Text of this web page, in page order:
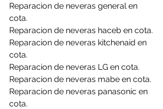
Reparacion de neveras general en
cota.
Reparacion de neveras haceb en cota.
Reparacion de neveras kitchenaid en
cota.
Reparacion de neveras LG en cota.
Reparacion de neveras mabe en cota.
Reparacion de neveras panasonic en
cota.